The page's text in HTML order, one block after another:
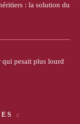
: la solution du
qui pesait plus lourd